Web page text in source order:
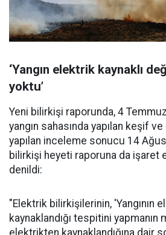
‘Yangın elektrik kaynaklı
yoktu’
Yeni bilirkişi raporunda, 4
yangın sahasında yapılan keşif
yapılan inceleme sonucu 14
bilirkişi heyeti raporuna da işaret
denildi:
"Elektrik bilirkişilerinin, 'Yangının
kaynaklandığı tespitini yapmanın
elektrikten kaynaklandığına dair